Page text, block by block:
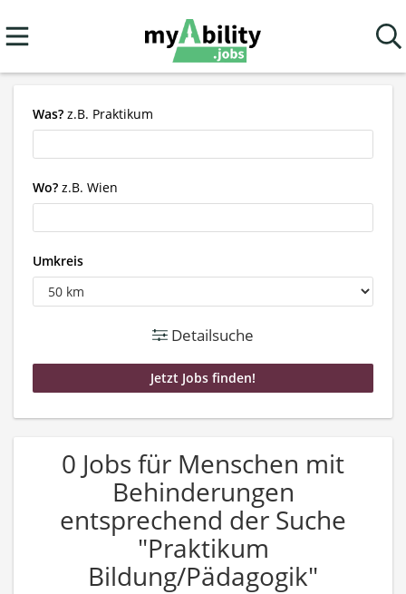
Was? z.B. Praktikum
Wo? z.B. Wien
Umkreis
Detailsuche
0 Jobs für Menschen mit
Behinderungen
entsprechend der Suche
"Praktikum
Bildung/Pädagogik"